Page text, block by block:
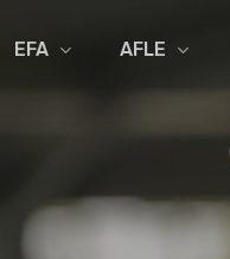
EFA AFLE